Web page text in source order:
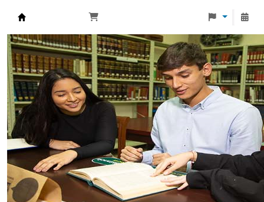
Biblioteca Universidad Monteávila